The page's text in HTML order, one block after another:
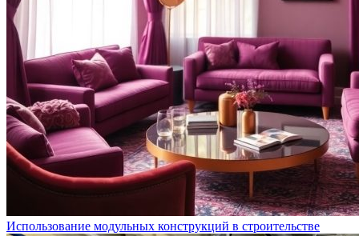
Использование модульных конструкций в строительстве